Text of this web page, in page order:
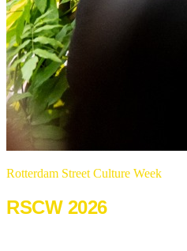
Rotterdam Street Culture Week
RSCW 2026